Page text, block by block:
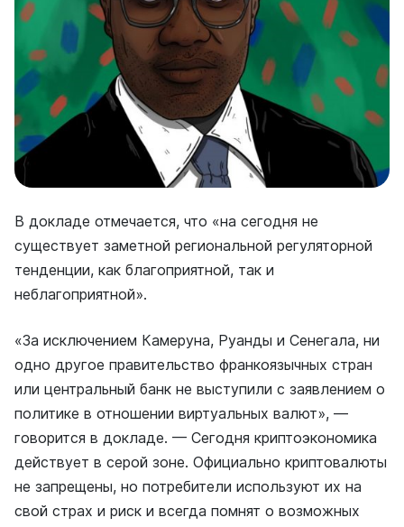
В докладе отмечается, что «на сегодня не
существует заметной региональной регуляторной
тенденции, как благоприятной, так и
неблагоприятной».
«За исключением Камеруна, Руанды и Сенегала, ни
одно другое правительство франкоязычных стран
или центральный банк не выступили с заявлением о
политике в отношении виртуальных валют», —
говорится в докладе. — Сегодня криптоэкономика
действует в серой зоне. Официально криптовалюты
не запрещены, но потребители используют их на
свой страх и риск и всегда помнят о возможных